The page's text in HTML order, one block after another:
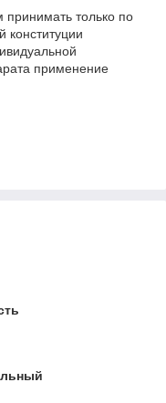
только по
конституции
применение